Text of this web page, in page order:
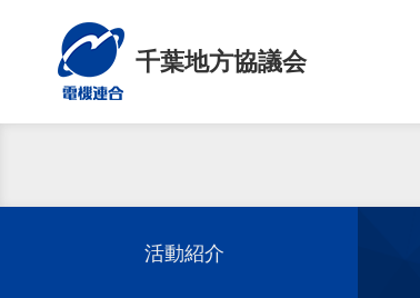
千葉地方協議会
活動紹介